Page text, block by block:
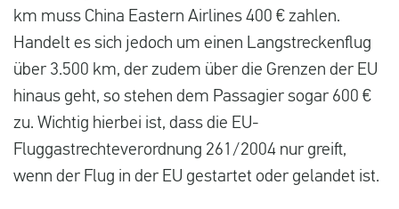
km muss China Eastern Airlines 400 € zahlen.
Handelt es sich jedoch um einen Langstreckenflug
über 3.500 km, der zudem über die Grenzen der EU
hinaus geht, so stehen dem Passagier sogar 600 €
zu. Wichtig hierbei ist, dass die EU-
Fluggastrechteverordnung 261/2004 nur greift,
wenn der Flug in der EU gestartet oder gelandet ist.